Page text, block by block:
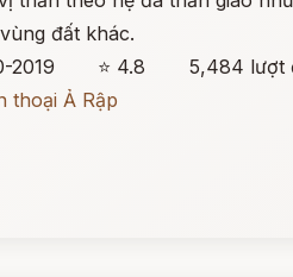
đất khác.
2019
⭐ 4.8
5,484 lượt
thoại Ả Rập